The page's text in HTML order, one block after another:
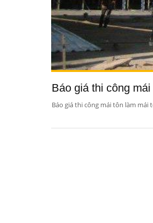
Báo giá thi công
Báo giá thi công mái tôn làm mái